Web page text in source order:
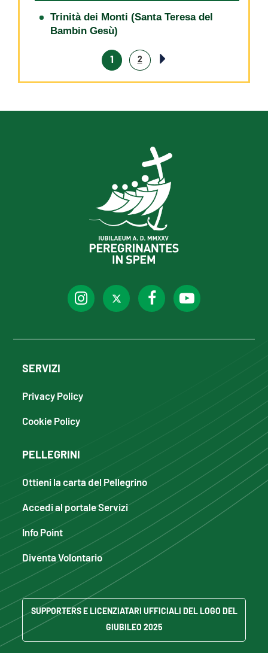
Trinità dei Monti (Santa Teresa del
Bambin Gesù)
1 2
SERVIZI
Privacy Policy
Cookie Policy
PELLEGRINI
Ottieni la carta del Pellegrino
Accedi al portale Servizi
Info Point
Diventa Volontario
SUPPORTERS E LICENZIATARI UFFICIALI DEL LOGO DEL
GIUBILEO 2025